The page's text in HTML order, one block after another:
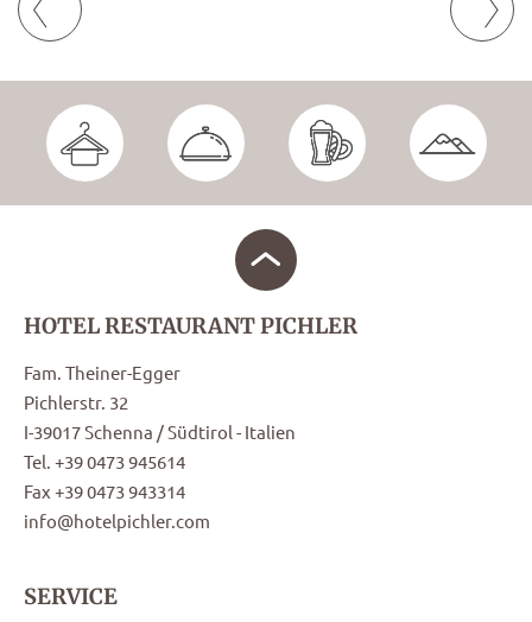
HOTEL RESTAURANT PICHLER
Fam. Theiner-Egger
Pichlerstr. 32
I-39017 Schenna / Südtirol - Italien
Tel. +39 0473 945614
Fax +39 0473 943314
info@hotelpichler.com
SERVICE